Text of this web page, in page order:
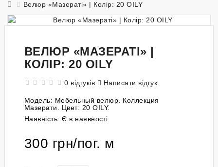
Велюр «Мазераті» | Колір: 20 OILY
ВЕЛЮР «МАЗЕРАТІ» |
КОЛІР: 20 OILY
0 відгуків Написати відгук
Модель: Мебельный велюр. Коллекция
Мазерати. Цвет: 20 OILY.
Наявність: Є в наявності
300 грн/пог. м